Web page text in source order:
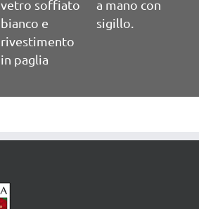
vetro soffiato
bianco e
rivestimento
in paglia
a mano con
sigillo.